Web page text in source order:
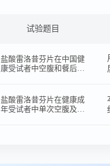
试验题目
盐酸雷洛昔芬片在中国健
康受试者中空腹和餐后给
生物等效性试验。
盐酸雷洛昔芬片在健康成
年受试者中单次空腹及高